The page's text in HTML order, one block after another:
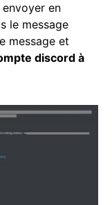
en
le message
message et
discord à